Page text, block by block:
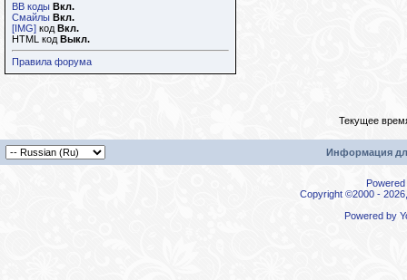
BB коды Вкл.
Смайлы Вкл.
[IMG] код Вкл.
HTML код Выкл.
Правила форума
Текущее
Информация
Copyright ©2000 -
Powered by